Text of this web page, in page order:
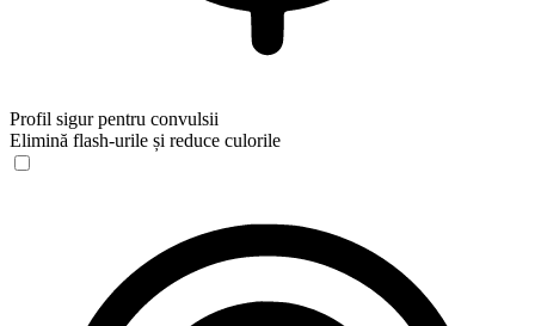
Profil sigur pentru convulsii
Elimină flash-urile și reduce culorile